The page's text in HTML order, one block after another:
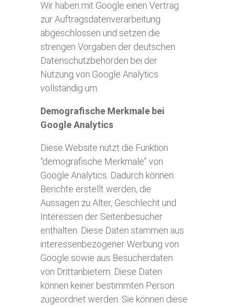
Wir haben mit Google einen Vertrag
zur Auftragsdatenverarbeitung
abgeschlossen und setzen die
strengen Vorgaben der deutschen
Datenschutzbehörden bei der
Nutzung von Google Analytics
vollständig um.
Demografische Merkmale bei
Google Analytics
Diese Website nutzt die Funktion
“demografische Merkmale” von
Google Analytics. Dadurch können
Berichte erstellt werden, die
Aussagen zu Alter, Geschlecht und
Interessen der Seitenbesucher
enthalten. Diese Daten stammen aus
interessenbezogener Werbung von
Google sowie aus Besucherdaten
von Drittanbietern. Diese Daten
können keiner bestimmten Person
zugeordnet werden. Sie können diese